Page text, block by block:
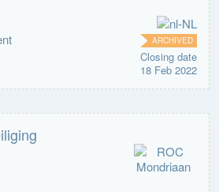
ARCHIVED
Closing date
18 Feb 2022